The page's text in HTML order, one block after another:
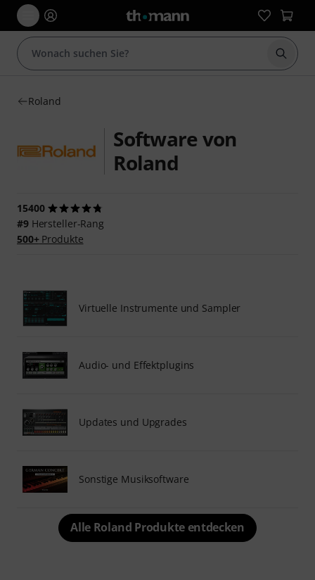
Suche
Roland
Software von
Roland
15400
#9Hersteller-Rang
500+Produkte
Virtuelle Instrumente und Sampler
Audio- und Effektplugins
Updates und Upgrades
Sonstige Musiksoftware
Alle Roland Produkte entdecken